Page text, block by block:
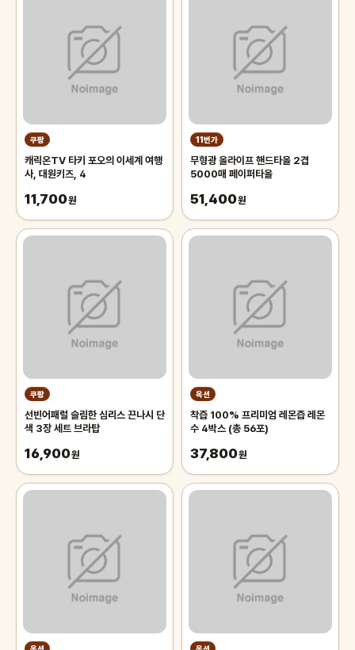
쿠팡
캐릭온TV 타키 포오의 이세계 여행
사, 대원키즈, 4
11,700원
11번가
무형광 올라이프 핸드타올 2겹
5000매 페이퍼타올
51,400원
쿠팡
선빈어패럴 슬림한 심리스 끈나시 단
색 3장 세트 브라탑
16,900원
옥션
착즙 100% 프리미엄 레몬즙 레몬
수 4박스 (총 56포)
37,800원